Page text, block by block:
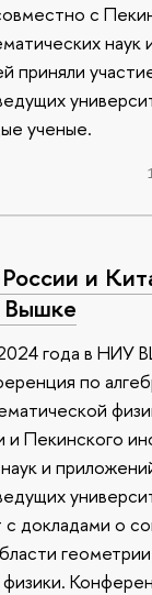
с
наук
приняли
ученые.
и
Вышке
года в НИУ
по
Пекинского
и
с докладами о